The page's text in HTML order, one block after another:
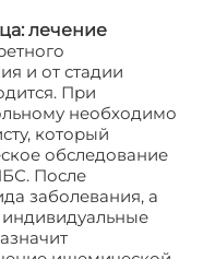
лечение
и от стадии
При
необходимо
который
обследование
После
заболевания, а